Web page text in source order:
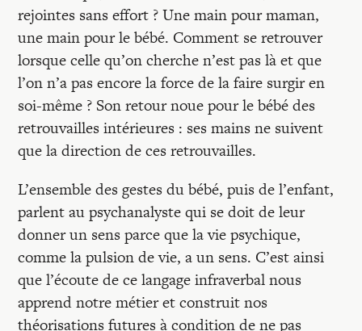
Mon panier
Mon compte
rejointes sans effort ? Une main pour maman,
une main pour le bébé. Comment se retrouver
lorsque celle qu’on cherche n’est pas là et que
l’on n’a pas encore la force de la faire surgir en
soi-même ? Son retour noue pour le bébé des
retrouvailles intérieures : ses mains ne suivent
que la direction de ces retrouvailles.
L’ensemble des gestes du bébé, puis de l’enfant,
parlent au psychanalyste qui se doit de leur
donner un sens parce que la vie psychique,
comme la pulsion de vie, a un sens. C’est ainsi
que l’écoute de ce langage infraverbal nous
apprend notre métier et construit nos
théorisations futures à condition de ne pas